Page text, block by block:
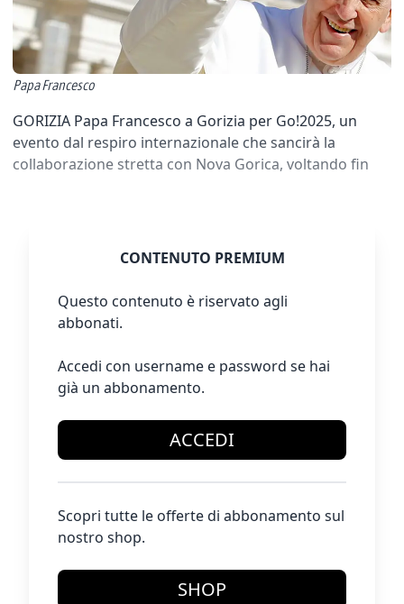
Papa Francesco
GORIZIA Papa Francesco a Gorizia per Go!2025, un
evento dal respiro internazionale che sancirà la
collaborazione stretta con Nova Gorica, voltando fin
CONTENUTO PREMIUM
Questo contenuto è riservato agli
abbonati.
Accedi con username e password se hai
già un abbonamento.
ACCEDI
Scopri tutte le offerte di abbonamento sul
nostro shop.
SHOP